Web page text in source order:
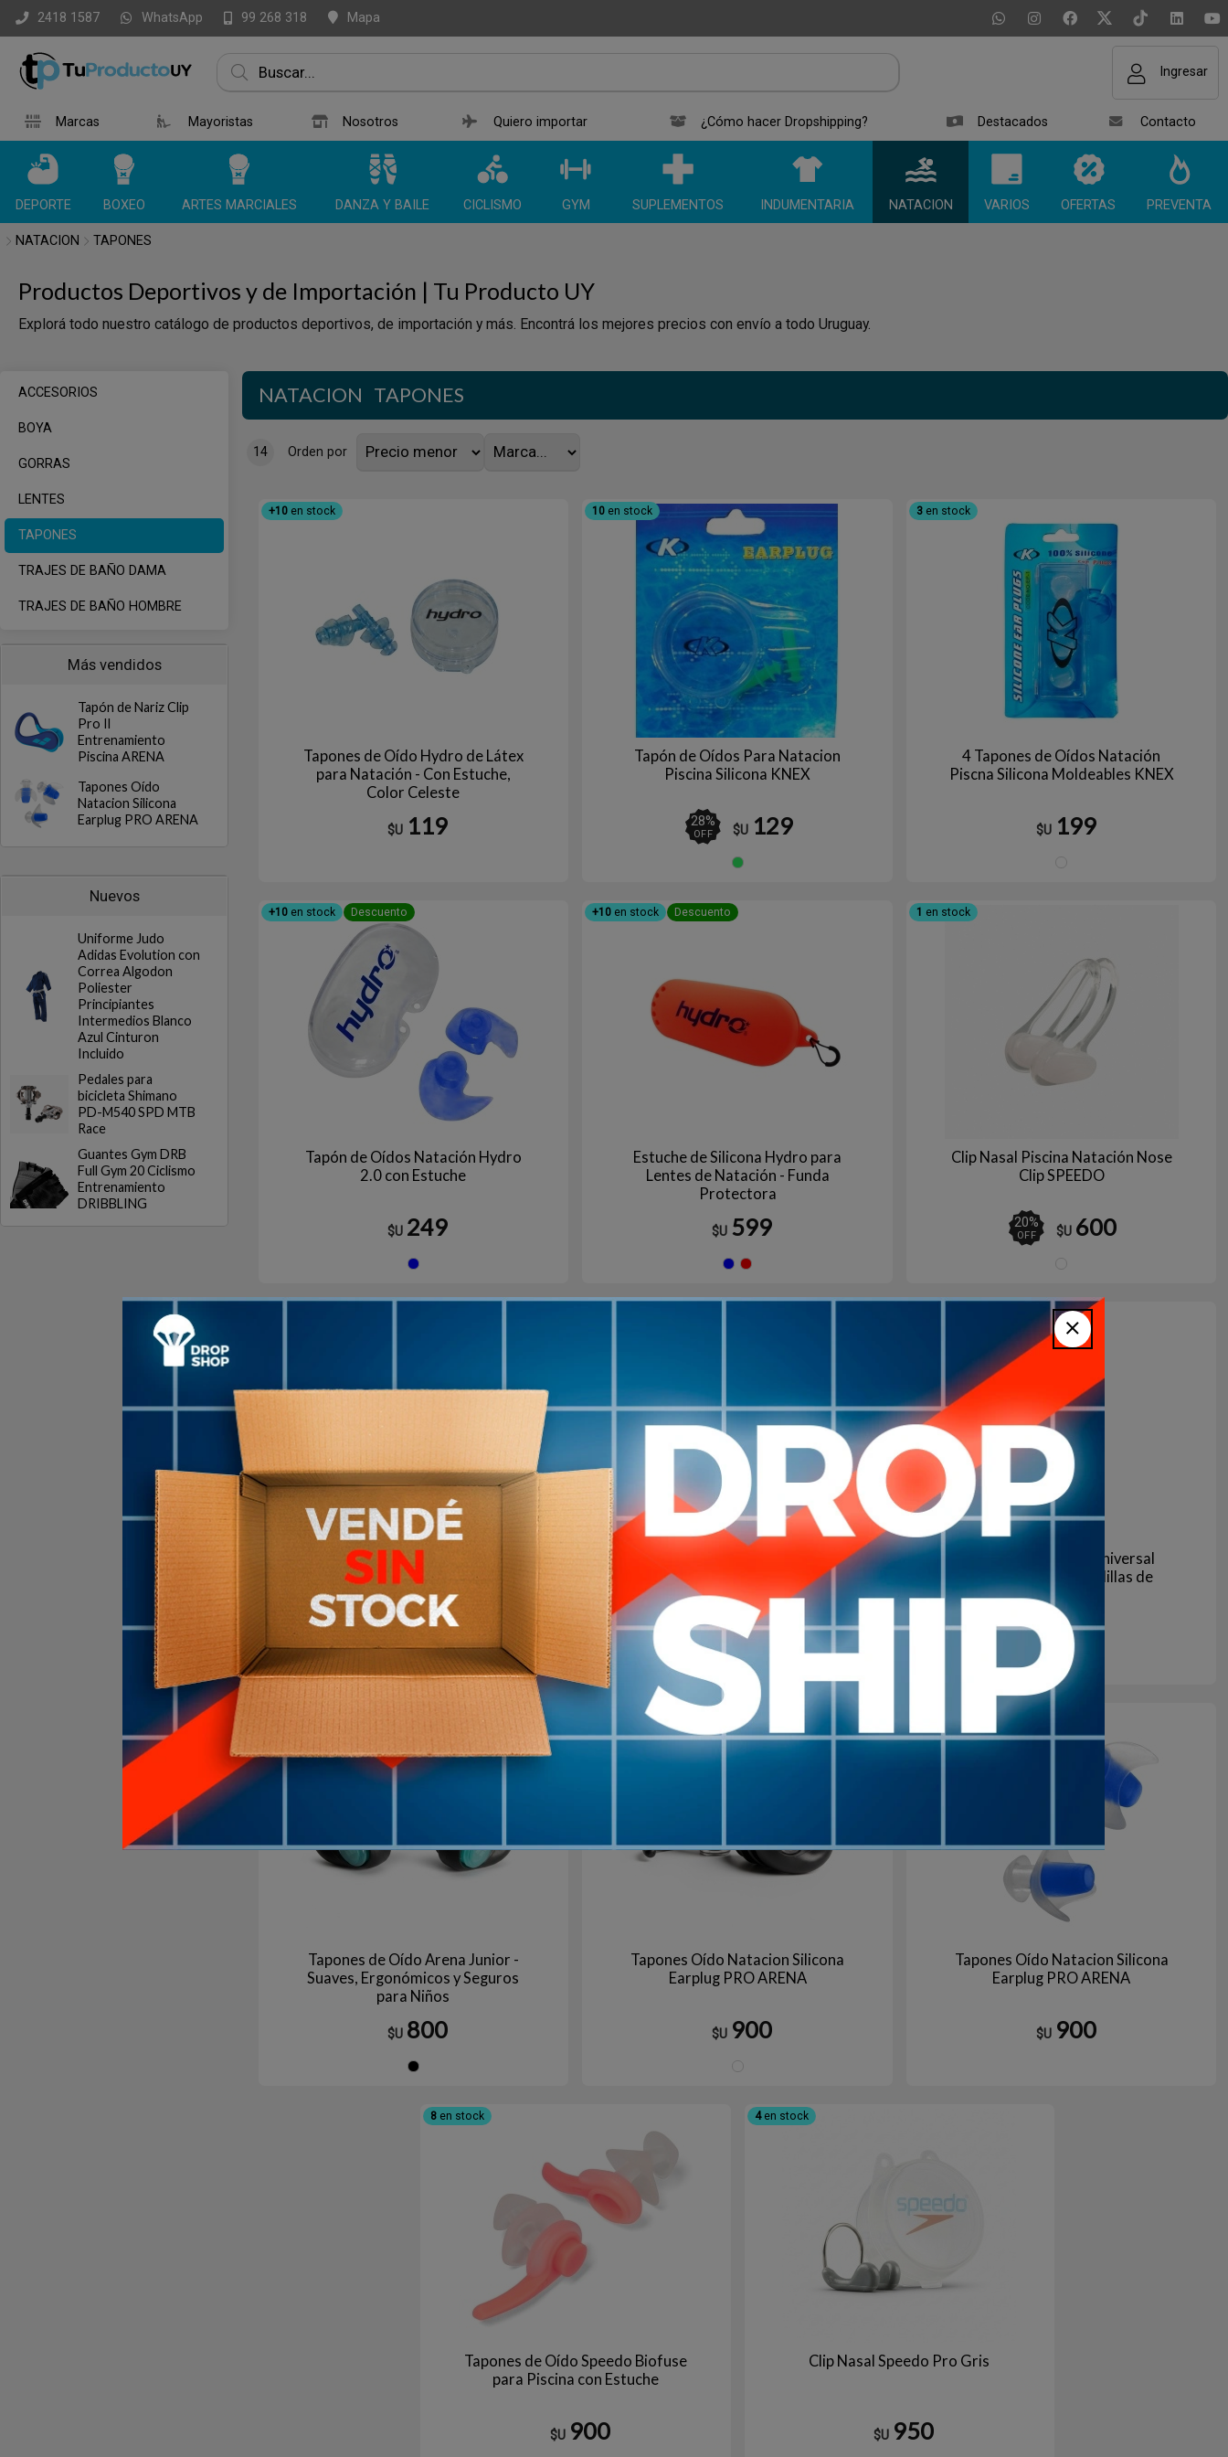
2418 1587 WhatsApp 99 268 318 Mapa
Ingresar
Marcas Mayoristas Nosotros Quiero importar ¿Cómo hacer Dropshipping? Destacados Contacto
DEPORTE BOXEO ARTES MARCIALES DANZA Y BAILE CICLISMO GYM SUPLEMENTOS INDUMENTARIA NATACION VARIOS OFERTAS PREVENTA
NATACION TAPONES
Productos Deportivos y de Importación | Tu Producto UY
Explorá todo nuestro catálogo de productos deportivos, de importación y más. Encontrá los mejores precios con envío a todo Uruguay.
ACCESORIOS
BOYA
GORRAS
LENTES
TAPONES
TRAJES DE BAÑO DAMA
TRAJES DE BAÑO HOMBRE
Más vendidos
Tapón de Nariz Clip
Pro Il
Entrenamiento
Piscina ARENA
Tapones Oído
Natacion Silicona
Earplug PRO ARENA
Nuevos
Uniforme Judo
Adidas Evolution con
Correa Algodon
Poliester
Principiantes
Intermedios Blanco
Azul Cinturon
Incluido
Pedales para
bicicleta Shimano
PD-M540 SPD MTB
Race
Guantes Gym DRB
Full Gym 20 Ciclismo
Entrenamiento
DRIBBLING
NATACION TAPONES
14 Orden por
+10en stock
Tapones de Oído Hydro de Látex
para Natación - Con Estuche,
Color Celeste
$U 119
10 en stock
Tapón de Oídos Para Natacion
Piscina Silicona KNEX
28%
OFF $U 129
3en stock
4 Tapones de Oídos Natación
Piscna Silicona Moldeables KNEX
$U 199
+10en stock Descuento
Tapón de Oídos Natación Hydro
2.0 con Estuche
$U 249
+10 en stock Descuento
Estuche de Silicona Hydro para
Lentes de Natación - Funda
Protectora
$U 599
1 en stock
Clip Nasal Piscina Natación Nose
Clip SPEEDO
20%
OFF $U 600
Tapon de Oidos para Piscina Ergo
SPEEDO
29%
$U 600
Gris
Entrenamiento Piscina ARENA
$U 750
Clip Nasal Speedo Universal
Blanco con Almohadillas de
Silicona
$U 799
Tapones de Oído Arena Junior -
Suaves, Ergonómicos y Seguros
para Niños
$U 800
Agotado | sin fecha de arribo
Aún no está disponible
Tapones Oído Natacion Silicona
Earplug PRO ARENA
$U 900
Tapones Oído Natacion Silicona
Earplug PRO ARENA
$U 900
8en stock
Tapones de Oído Speedo Biofuse
para Piscina con Estuche
$U 900
4en stock
Clip Nasal Speedo Pro Gris
$U 950